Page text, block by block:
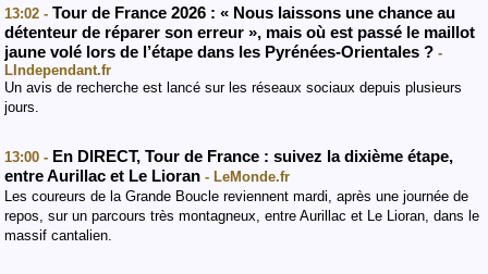
13:02 - Tour de France 2026 : « Nous laissons une chance au
détenteur de réparer son erreur », mais où est passé le maillot
jaune volé lors de l’étape dans les Pyrénées-Orientales ? -
LIndependant.fr
Un avis de recherche est lancé sur les réseaux sociaux depuis plusieurs
jours.
13:00 - En DIRECT, Tour de France : suivez la dixième étape,
entre Aurillac et Le Lioran - LeMonde.fr
Les coureurs de la Grande Boucle reviennent mardi, après une journée de
repos, sur un parcours très montagneux, entre Aurillac et Le Lioran, dans le
massif cantalien.